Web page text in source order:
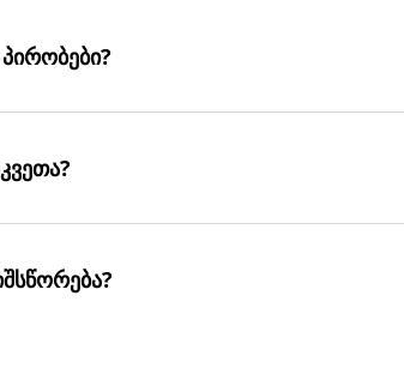
მიტანის სერვისი უფასოა.
ვართ, 3 სამუშაო დღეც არ დაგვჭირდება.